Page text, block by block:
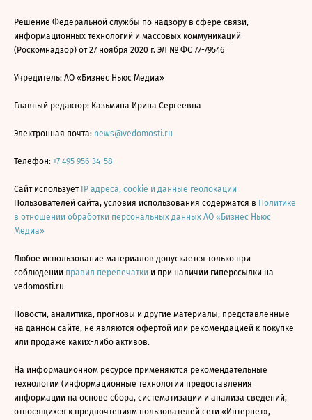
Решение Федеральной службы по надзору в сфере связи,
информационных технологий и массовых коммуникаций
(Роскомнадзор) от 27 ноября 2020 г. ЭЛ № ФС 77-79546
Учредитель: АО «Бизнес Ньюс Медиа»
Главный редактор: Казьмина Ирина Сергеевна
Электронная почта: news@vedomosti.ru
Телефон: +7 495 956-34-58
Сайт использует IP адреса, cookie и данные геолокации
Пользователей сайта, условия использования содержатся в Политике
в отношении обработки персональных данных АО «Бизнес Ньюс
Медиа»
Любое использование материалов допускается только при
соблюдении правил перепечатки и при наличии гиперссылки на
vedomosti.ru
Новости, аналитика, прогнозы и другие материалы, представленные
на данном сайте, не являются офертой или рекомендацией к покупке
или продаже каких-либо активов.
На информационном ресурсе применяются рекомендательные
технологии (информационные технологии предоставления
информации на основе сбора, систематизации и анализа сведений,
относящихся к предпочтениям пользователей сети «Интернет»,